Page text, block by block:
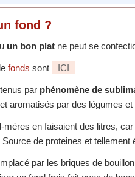
fond ?
un bon plat ne peut se
fonds sont ICI
par phénomène de
aromatisés par des légumes
mères en faisaient des litres,
de proteines et tellement
par les briques de